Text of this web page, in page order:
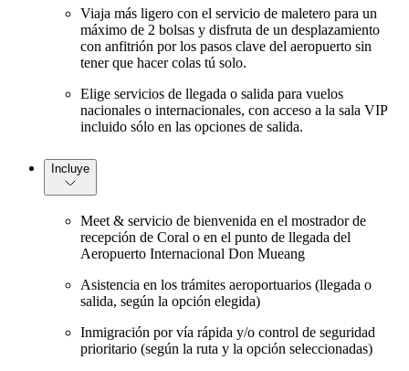
Viaja más ligero con el servicio de maletero para un
máximo de 2 bolsas y disfruta de un desplazamiento
con anfitrión por los pasos clave del aeropuerto sin
tener que hacer colas tú solo.
Elige servicios de llegada o salida para vuelos
nacionales o internacionales, con acceso a la sala VIP
incluido sólo en las opciones de salida.
Incluye
Meet & servicio de bienvenida en el mostrador de
recepción de Coral o en el punto de llegada del
Aeropuerto Internacional Don Mueang
Asistencia en los trámites aeroportuarios (llegada o
salida, según la opción elegida)
Inmigración por vía rápida y/o control de seguridad
prioritario (según la ruta y la opción seleccionadas)